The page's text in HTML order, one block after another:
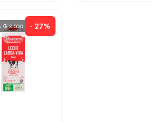
₲ 3.500 - 27%